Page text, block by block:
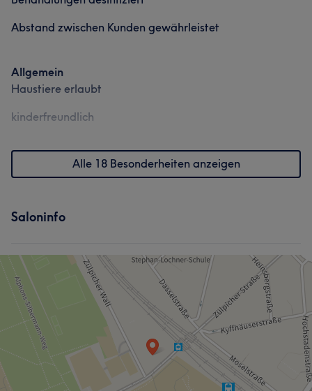
Abstand zwischen Kunden gewährleistet
Allgemein
Haustiere erlaubt
kinderfreundlich
Alle 18 Besonderheiten anzeigen
Saloninfo